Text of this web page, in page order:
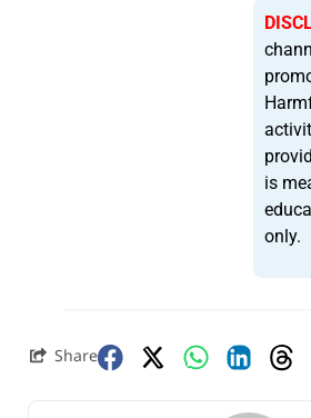
is
only.
Share